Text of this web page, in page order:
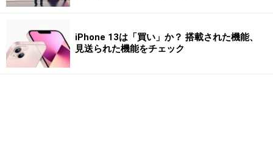
iPhone 13は「買い」か？ 搭載された機能、
見送られた機能をチェック